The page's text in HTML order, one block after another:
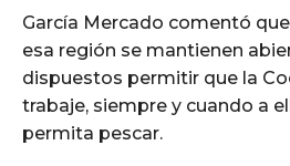
García Mercado comentó
esa región se mantienen
dispuestos permitir que la
trabaje, siempre y cuando a
permita pescar.